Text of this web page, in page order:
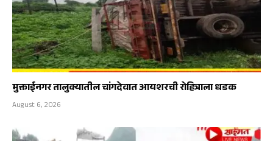
मुक्ताईनगर तालुक्यातील चांगदेवात आयशरची रोहित्राला धडक
August 6, 2026